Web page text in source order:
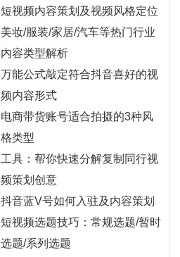
短视频内容策划及视频风格定位
美妆/服装/家居/汽车等热门行业
内容类型解析
万能公式敲定符合抖音喜好的视
频内容形式
电商带货账号适合拍摄的3种风
格类型
工具：帮你快速分解复制同行视
频策划创意
抖音蓝V号如何入驻及内容策划
短视频选题技巧：常规选题/暂时
选题/系列选题